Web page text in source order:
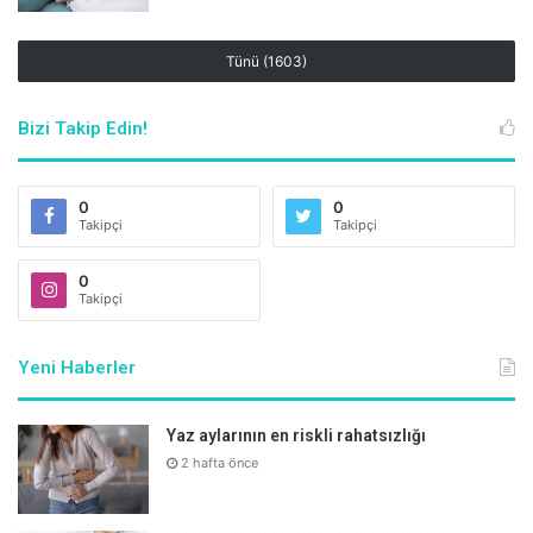
Uykunuza özen gösterin
Yetersiz ve kalitesiz uyku ile birlikte oluşan stres vücutta
kortizol salınımını artırıyor ve vücut su tutmaya hazır hale
geliyor. Bu nedenle günlük yedi saat uyku kişilerin ödem
Tünü (1603)
Bizi Takip Edin!
0
Takipçi
0
Takipçi
0
Takipçi
Yeni Haberler
Yaz aylarının en riskli rahatsızlığı
2 hafta önce